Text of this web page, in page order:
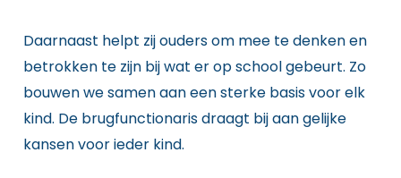
Daarnaast helpt zij ouders om mee te denken en
betrokken te zijn bij wat er op school gebeurt. Zo
bouwen we samen aan een sterke basis voor elk
kind. De brugfunctionaris draagt bij aan gelijke
kansen voor ieder kind.